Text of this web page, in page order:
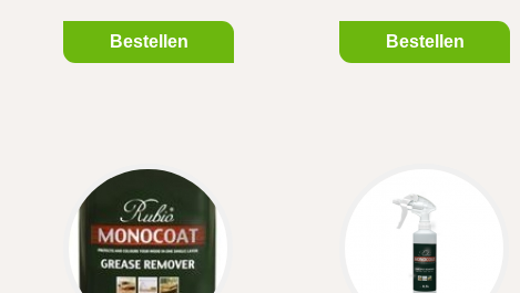
Bestellen Bestellen